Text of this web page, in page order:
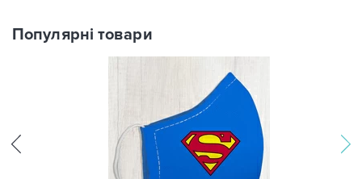
Популярні товари